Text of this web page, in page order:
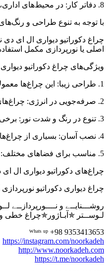
8. دفاتر کار: در محیط‌های اداری، چراغ‌های دکوراتیو می‌توانند به ایجاد فضایی خلاقانه و دلپذیر کمک کنند.
با توجه به تنوع طراحی و
چراغ دکوراتیو دیواری ال ای
اصلی یا نورپردازی مکمل
ویژگی‌های چراغ دکوراتیو
1. طراحی زیبا: این چراغ‌ها معمولاً دارای طراحی‌های هنری و مدرن هستند که می‌توانند به زیبایی فضا کمک کنند.
2. صرفه‌جویی در انرژی: چراغ‌های ال ای دی نسبت به لامپ‌های سنتی مصرف کمتری دارند و عمر طولانی‌تری نیز دارند.
3. تنوع در رنگ و شدت نور: برخی از این چراغ‌ها قابلیت تغییر رنگ و شدت نور را دارند که امکان ایجاد جوهای مختلف را فراهم می‌کند.
4. نصب آسان: بسیاری از چراغ‌های دکوراتیو دیواری به راحتی نصب می‌شوند و نیاز به تخصص خاصی ندارند.
5. مناسب برای فضاهای مختلف: این چراغ‌ها می‌توانند در اتاق نشیمن، خواب، راهروها، رستوران‌ها، هتل‌ها و دیگر فضاها استفاده شوند.
چراغ‌های دکوراتیو دیواری ال
چراغ دیواری دکوراتیو نورپردازی
روشـــنایــے و نــــورپردازــے
لـوســتر ✯آبـاژور✯چراغ خطی
ᵂʰᵃᵗˢ ᵘᵖ +98 9353413653
https://instagram.com/noorkadeh
http://www.noorkadeh.com
https://t.me/noorkadeh